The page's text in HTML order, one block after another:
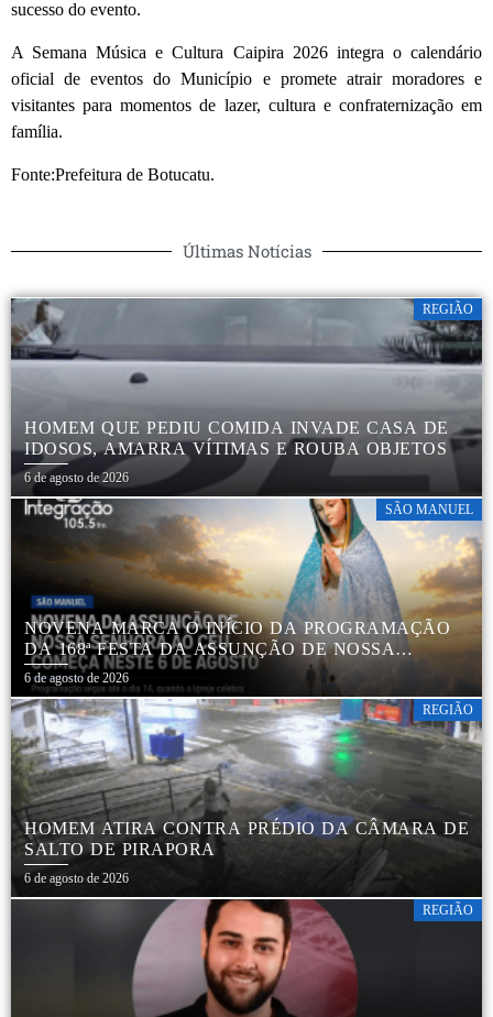
sucesso do evento.
A Semana Música e Cultura Caipira 2026 integra o calendário
oficial de eventos do Município e promete atrair moradores e
visitantes para momentos de lazer, cultura e confraternização em
família.
Fonte:Prefeitura de Botucatu.
Últimas Notícias
REGIÃO
HOMEM QUE PEDIU COMIDA INVADE CASA DE
IDOSOS, AMARRA VÍTIMAS E ROUBA OBJETOS
6 de agosto de 2026
SÃO MANUEL
NOVENA MARCA O INÍCIO DA PROGRAMAÇÃO
DA 168ª FESTA DA ASSUNÇÃO DE NOSSA
SENHORA AO CÉU EM APARECIDA DE SÃO
MANUEL
6 de agosto de 2026
REGIÃO
HOMEM ATIRA CONTRA PRÉDIO DA CÂMARA DE
SALTO DE PIRAPORA
6 de agosto de 2026
REGIÃO